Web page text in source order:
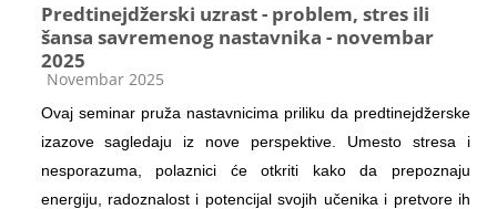
Predtinejdžerski uzrast - problem, stres ili
šansa savremenog nastavnika - novembar
2025
Kategorija kursa
Novembar 2025
Ovaj seminar pruža nastavnicima priliku da predtinejdžerske
izazove sagledaju iz nove perspektive. Umesto stresa i
nesporazuma, polaznici će otkriti kako da prepoznaju
energiju, radoznalost i potencijal svojih učenika i pretvore ih